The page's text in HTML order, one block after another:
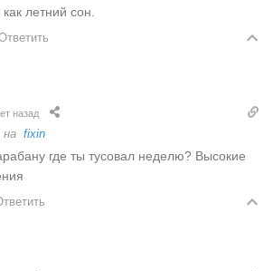
летний сон.
назад
fixin
где ты тусовал неделю? Высокие